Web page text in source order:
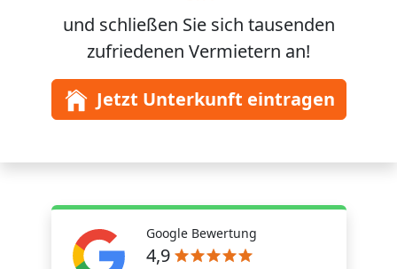
und schließen Sie sich tausenden
zufriedenen Vermietern an!
Jetzt Unterkunft eintragen
Google Bewertung
4,9